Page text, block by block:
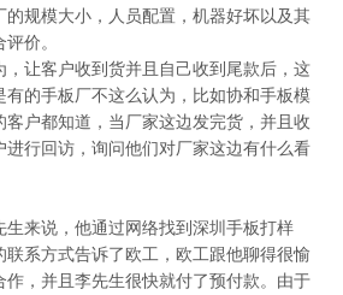
的规模大小，人员配置，机器好坏以及其
价。
，让客户收到货并且自己收到尾款后，这
有的手板厂不这么认为，比如协和手板模
户都知道，当厂家这边发完货，并且收
进行回访，询问他们对厂家这边有什么看
生来说，他通过网络找到深圳手板打样
联系方式告诉了欧工，欧工跟他聊得很愉
作，并且李先生很快就付了预付款。由于